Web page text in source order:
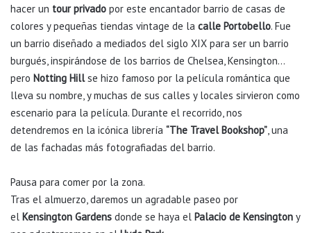
hacer un tour privado por este encantador barrio de casas de
colores y pequeñas tiendas vintage de la calle Portobello. Fue
un barrio diseñado a mediados del siglo XIX para ser un barrio
burgués, inspirándose de los barrios de Chelsea, Kensington…
pero Notting Hillse hizo famoso por la película romántica que
lleva su nombre, y muchas de sus calles y locales sirvieron como
escenario para la película. Durante el recorrido, nos
detendremos en la icónica librería “The Travel Bookshop”, una
de las fachadas más fotografiadas del barrio.
Pausa para comer por la zona.
Tras el almuerzo, daremos un agradable paseo por
el Kensington Gardens donde se haya el Palacio de Kensington y